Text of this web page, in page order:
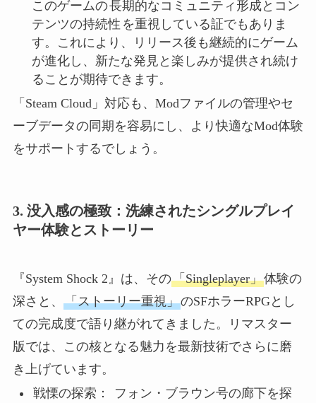
このゲームの長期的なコミュニティ形成とコン
テンツの持続性 を重視している証でもありま
す。これにより、リリース後も継続的にゲーム
が進化し、新たな発見と楽しみが提供され続け
ることが期待できます。
「Steam Cloud」対応も、Modファイルの管理やセ
ーブデータの同期を容易にし、より快適なMod体験
をサポートするでしょう。
3. 没入感の極致：洗練されたシングルプレイ
ヤー体験とストーリー
『System Shock 2』は、その「Singleplayer」体験の
深さと、 「ストーリー重視」のSFホラーRPGとし
ての完成度で語り継がれてきました。リマスター
版では、この核となる魅力を最新技術でさらに磨
き上げています。
戦慄の探索：
フォン・ブラウン号の廊下を探